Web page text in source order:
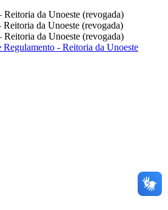
Reitoria da Unoeste (revogada)
Reitoria da Unoeste (revogada)
Reitoria da Unoeste (revogada)
Regulamento - Reitoria da Unoeste